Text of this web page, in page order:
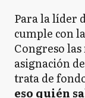
Para la líder
cumple con
Congreso
asignación
trata de
eso quién